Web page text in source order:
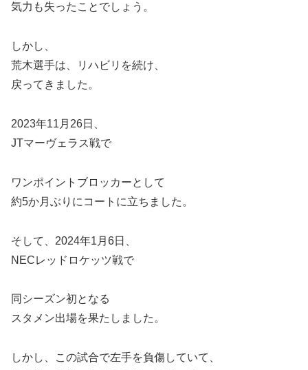
気力も失ったことでしょう。
しかし、
荒木選手は、リハビリを続け、
戻ってきました。
2023年11月26日、
JTマーヴェラス戦で
ワンポイントブロッカーとして
約5か月ぶりにコートに立ちました。
そして、2024年1月6日、
NECレッドロケッツ戦で
同シーズン初となる
スタメン出場を果たしました。
しかし、この試合で左手を負傷していて、